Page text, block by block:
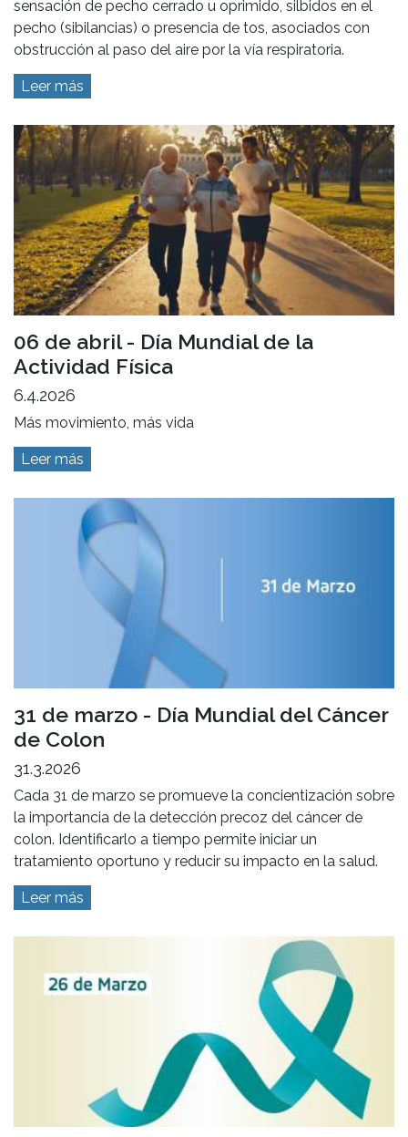
sensación de pecho cerrado u oprimido, silbidos en el
pecho (sibilancias) o presencia de tos, asociados con
obstrucción al paso del aire por la vía respiratoria.
Leer más
06 de abril - Día Mundial de la
Actividad Física
6.4.2026
Más movimiento, más vida
Leer más
31 de marzo - Día Mundial del Cáncer
de Colon
31.3.2026
Cada 31 de marzo se promueve la concientización sobre
la importancia de la detección precoz del cáncer de
colon. Identificarlo a tiempo permite iniciar un
tratamiento oportuno y reducir su impacto en la salud.
Leer más